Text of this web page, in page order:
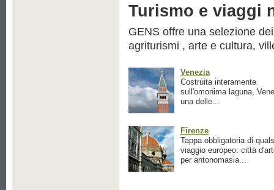
Turismo e viaggi
GENS offre una selezione
agriturismi , arte e cultura,
Venezia
Costruita interamente
sull'omonima laguna,
una delle...
Firenze
Tappa obbligatoria di
viaggio europeo: città
per antonomasia...